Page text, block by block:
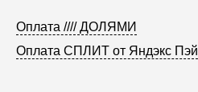
Оплата //// ДОЛЯМИ
Оплата СПЛИТ от Яндэкс Пэй